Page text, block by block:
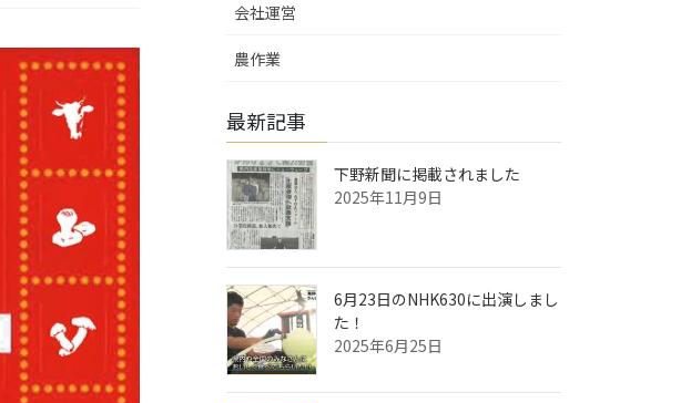
会社運営
農作業
最新記事
下野新聞に掲載されました
2025年11月9日
6月23日のNHK630に出演しまし
た！
2025年6月25日